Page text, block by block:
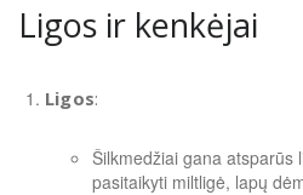
Ligos ir kenkėjai
Ligos:
Šilkmedžiai gana atsparūs
pasitaikyti miltligė, lapų